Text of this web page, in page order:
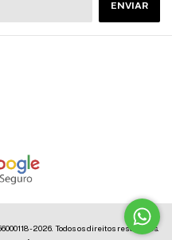
- 2026. Todos os direitos reservados.